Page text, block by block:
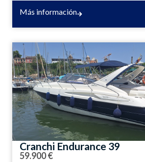
Más información
Cranchi Endurance 39
59.900 €